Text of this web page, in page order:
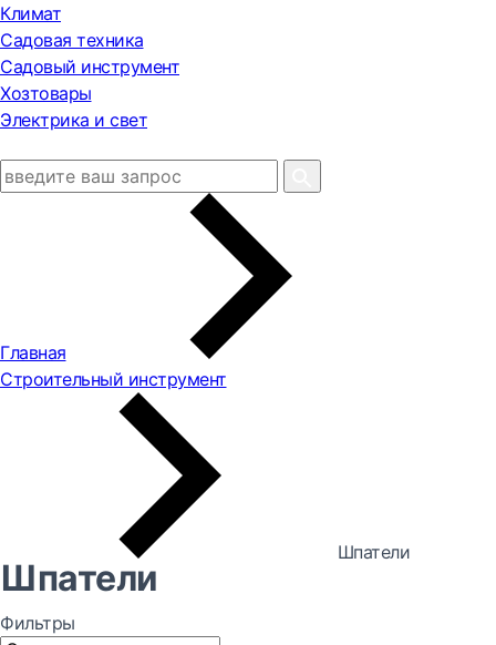
Климат
Садовая техника
Садовый инструмент
Хозтовары
Электрика и свет
Главная
Строительный инструмент
Шпатели
Шпатели
Фильтры